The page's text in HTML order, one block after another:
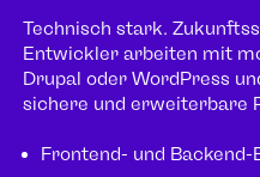
Technisch stark.
Entwickler arbeiten mit
Drupal oder WordPress
sichere und erweiterbare
Frontend- und